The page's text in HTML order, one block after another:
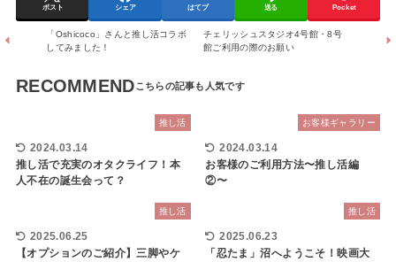
ポスト シェア はてブ 送る Pocket
「Oshicoco」さんと推し活コラボ
してみました！
チェリッシュスタジオ4号館・8号
館ご利用の際のお願い
RECOMMEND
推し活
2024.03.14
推し活で充実のオタクライフ！本
人不在の誕生会って？
お客様ギャラリー
2024.03.14
お客様のご利用方法〜推し活編
②〜
推し活
2025.06.25
【オプションのご紹介】三脚やケ
推し活
2025.06.23
「忍たま」沼へようこそ！映画大